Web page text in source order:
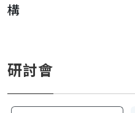
構
研討會